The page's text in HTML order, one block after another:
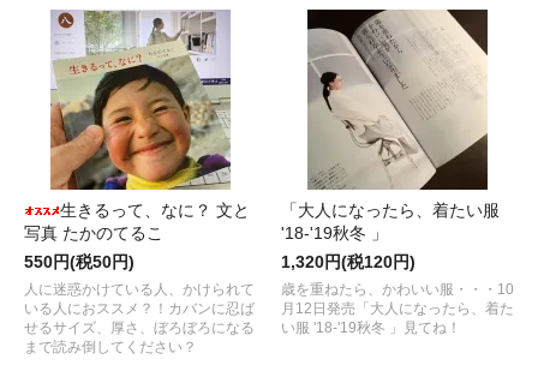
生きるって、なに？ 文と
写真 たかのてるこ
550円(税50円)
人に迷惑かけている人、かけられて
いる人におススメ？！カバンに忍ば
せるサイズ、厚さ、ぼろぼろになる
まで読み倒してください？
「大人になったら、着たい服
'18-'19秋冬 」
1,320円(税120円)
歳を重ねたら、かわいい服・・・10
月12日発売「大人になったら、着た
い服 '18-'19秋冬 」見てね！